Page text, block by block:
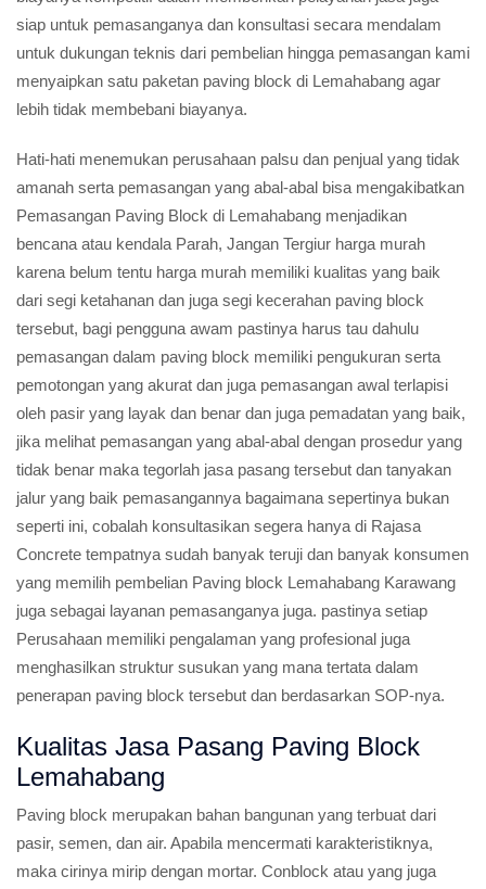
siap untuk pemasanganya dan konsultasi secara mendalam
untuk dukungan teknis dari pembelian hingga pemasangan kami
menyaipkan satu paketan paving block di Lemahabang agar
lebih tidak membebani biayanya.
Hati-hati menemukan perusahaan palsu dan penjual yang tidak
amanah serta pemasangan yang abal-abal bisa mengakibatkan
Pemasangan Paving Block di Lemahabang menjadikan
bencana atau kendala Parah, Jangan Tergiur harga murah
karena belum tentu harga murah memiliki kualitas yang baik
dari segi ketahanan dan juga segi kecerahan paving block
tersebut, bagi pengguna awam pastinya harus tau dahulu
pemasangan dalam paving block memiliki pengukuran serta
pemotongan yang akurat dan juga pemasangan awal terlapisi
oleh pasir yang layak dan benar dan juga pemadatan yang baik,
jika melihat pemasangan yang abal-abal dengan prosedur yang
tidak benar maka tegorlah jasa pasang tersebut dan tanyakan
jalur yang baik pemasangannya bagaimana sepertinya bukan
seperti ini, cobalah konsultasikan segera hanya di Rajasa
Concrete tempatnya sudah banyak teruji dan banyak konsumen
yang memilih pembelian Paving block Lemahabang Karawang
juga sebagai layanan pemasanganya juga. pastinya setiap
Perusahaan memiliki pengalaman yang profesional juga
menghasilkan struktur susukan yang mana tertata dalam
penerapan paving block tersebut dan berdasarkan SOP-nya.
Kualitas Jasa Pasang Paving Block
Lemahabang
Paving block merupakan bahan bangunan yang terbuat dari
pasir, semen, dan air. Apabila mencermati karakteristiknya,
maka cirinya mirip dengan mortar. Conblock atau yang juga